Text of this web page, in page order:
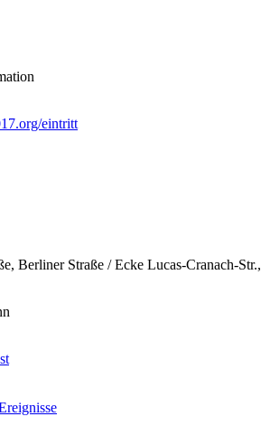
eintritt
Berliner Straße / Ecke Lucas-Cranach-